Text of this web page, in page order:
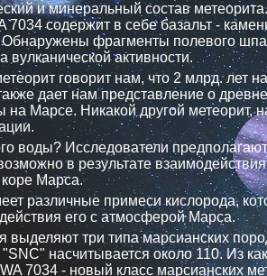
и минеральный состав
7034 содержит в себе базальт -
фрагменты полевого
вулканической активности.
говорит нам, что 2 млрд. лет
дает нам представление о
Марсе. Никакой другой метеорит,
воды? Исследователи
в результате
Марса.
различные примеси кислорода,
его с атмосферой Марса.
выделяют три типа марсианских
насчитывается около 110. Из
7034 - новый класс марсианских